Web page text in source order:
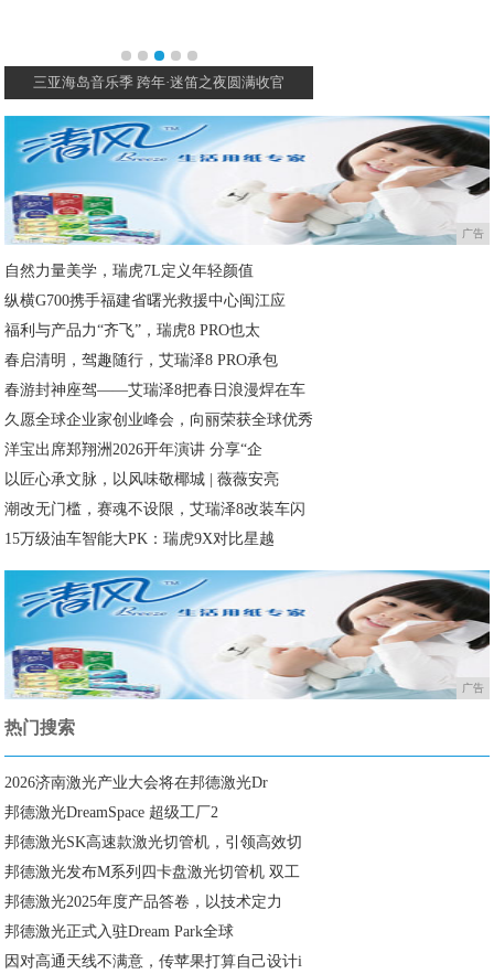
三亚海岛音乐季 跨年·迷笛之夜圆满收官
广告
自然力量美学，瑞虎7L定义年轻颜值
纵横G700携手福建省曙光救援中心闽江应
福利与产品力“齐飞”，瑞虎8 PRO也太
春启清明，驾趣随行，艾瑞泽8 PRO承包
春游封神座驾——艾瑞泽8把春日浪漫焊在车
久愿全球企业家创业峰会，向丽荣获全球优秀
洋宝出席郑翔洲2026开年演讲 分享“企
以匠心承文脉，以风味敬椰城 | 薇薇安亮
潮改无门槛，赛魂不设限，艾瑞泽8改装车闪
15万级油车智能大PK：瑞虎9X对比星越
广告
热门搜索
2026济南激光产业大会将在邦德激光Dr
邦德激光DreamSpace 超级工厂2
邦德激光SK高速款激光切管机，引领高效切
邦德激光发布M系列四卡盘激光切管机 双工
邦德激光2025年度产品答卷，以技术定力
邦德激光正式入驻Dream Park全球
因对高通天线不满意，传苹果打算自己设计i